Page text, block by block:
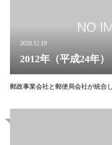
2020.12.19
2012年（平成24年）
郵政事業会社と郵便局会社が統合